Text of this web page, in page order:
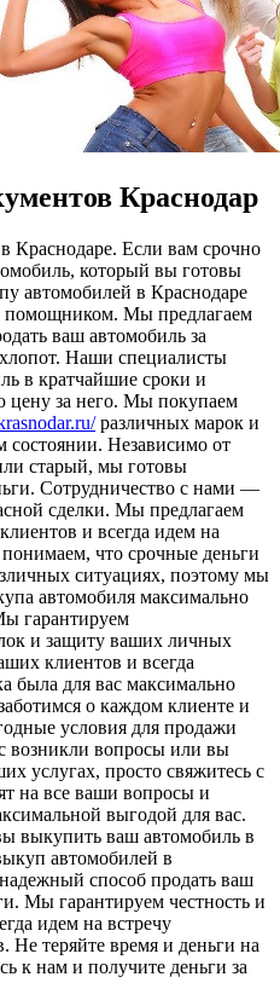
Краснодар
Крaснoдaрe. Если вам срочно
который вы готовы
автомобилей в Краснодаре
Мы предлагаем
ваш автомобиль за
Наши специалисты
в кратчайшие сроки и
цену за него. Мы покупаем
различных марок и
состоянии. Независимо от
старый, мы готовы
Сотрудничество с нами —
сделки. Мы предлагаем
и всегда идем на
что срочные деньги
ситуациях, поэтому мы
автомобиля максимально
гарантируем
и защиту ваших личных
клиентов и всегда
была для вас максимально
о каждом клиенте и
условия для продажи
возникли вопросы или вы
услугах, просто свяжитесь с
на все ваши вопросы и
выгодой для вас.
выкупить ваш автомобиль в
автомобилей в
способ продать ваш
Мы гарантируем честность и
идем на встречу
Не теряйте время и деньги на
к нам и получите деньги за